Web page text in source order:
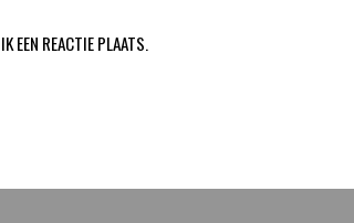
EEN REACTIE PLAATS.